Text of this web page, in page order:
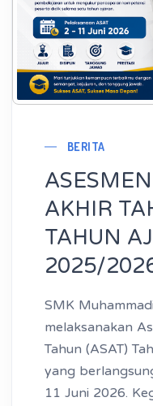
BERITA
AKHIR
TAHUN
2025/
SMK
melaksanakan
Tahun (ASAT)
yang
11 Juni 2026.